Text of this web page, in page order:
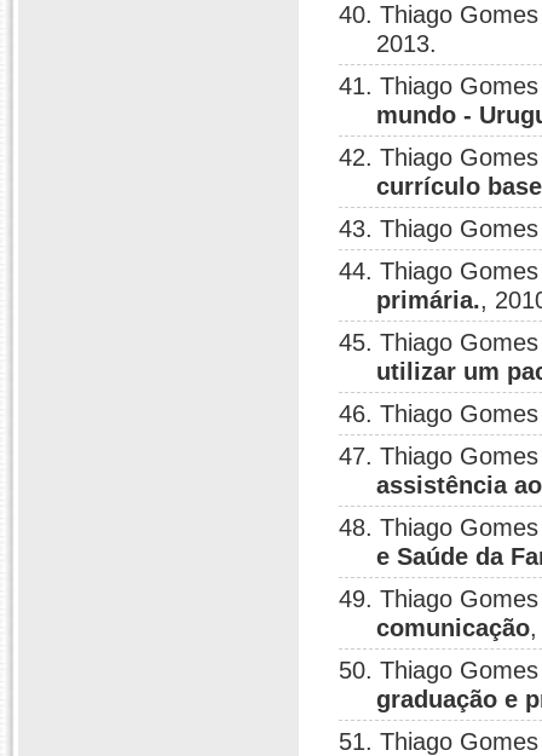
40. Thiago
2013.
41. Thiago
mundo -
42. Thiago
currículo
43. Thiago
44. Thiago
primária.,
45. Thiago
utilizar um
46. Thiago
47. Thiago
assistência
48. Thiago
e Saúde da
49. Thiago
comunicação
50. Thiago
graduação e
51. Thiago